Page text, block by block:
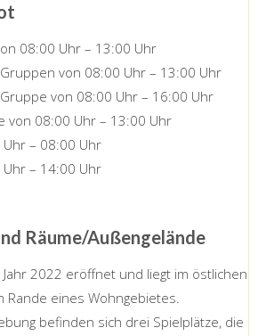
08:00 Uhr – 13:00 Uhr
von 08:00 Uhr – 13:00 Uhr
von 08:00 Uhr – 16:00 Uhr
von 08:00 Uhr – 13:00 Uhr
– 08:00 Uhr
– 14:00 Uhr
Räume/Außengelände
2022 eröffnet und liegt im östlichen
Rande eines Wohngebietes.
befinden sich drei Spielplätze, die